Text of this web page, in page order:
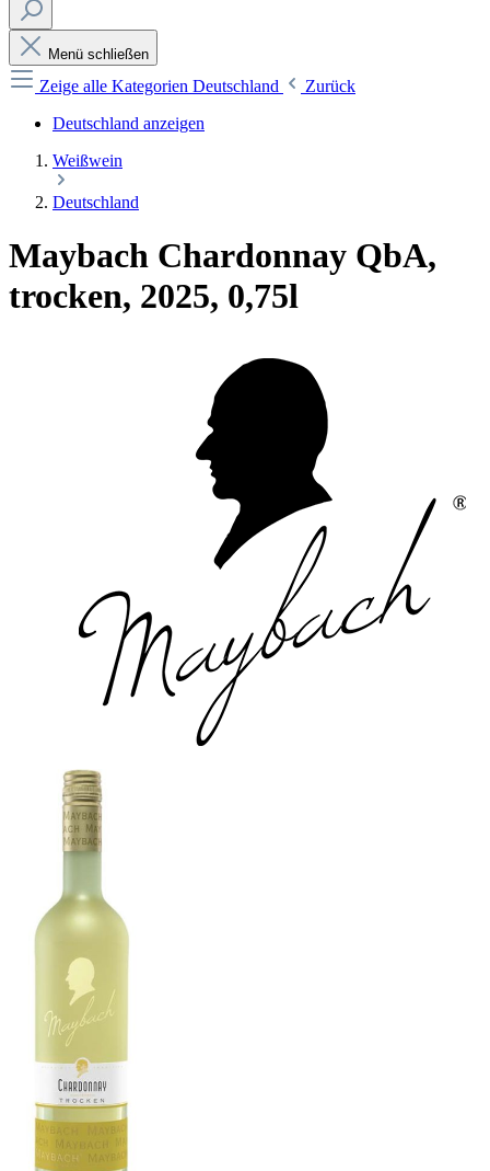
Menü schließen
Zeige alle Kategorien Deutschland
Zurück
Deutschland anzeigen
Weißwein
Deutschland
Maybach Chardonnay QbA,
trocken, 2025, 0,75l